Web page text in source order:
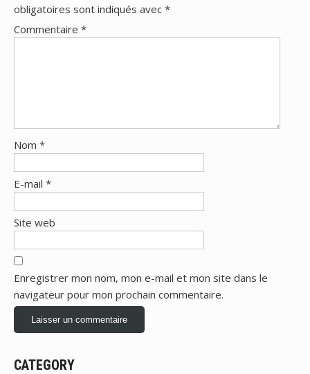
obligatoires sont indiqués avec *
Commentaire *
Nom *
E-mail *
Site web
Enregistrer mon nom, mon e-mail et mon site dans le
navigateur pour mon prochain commentaire.
CATEGORY